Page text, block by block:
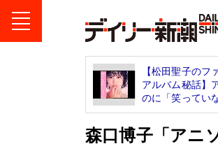
【松田聖子のフ
アルバム秘話】
のに「笑ってい
森口博子「アニ